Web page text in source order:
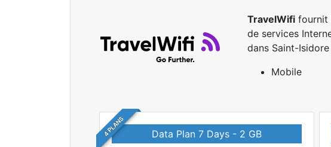
TravelWififournit
de services
dans Saint-Isidore
Mobile
4 PLANS Data Plan 7 Days - 2 GB